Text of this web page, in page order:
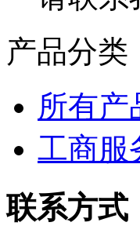
产品分类
所有产
工商服
联系方式